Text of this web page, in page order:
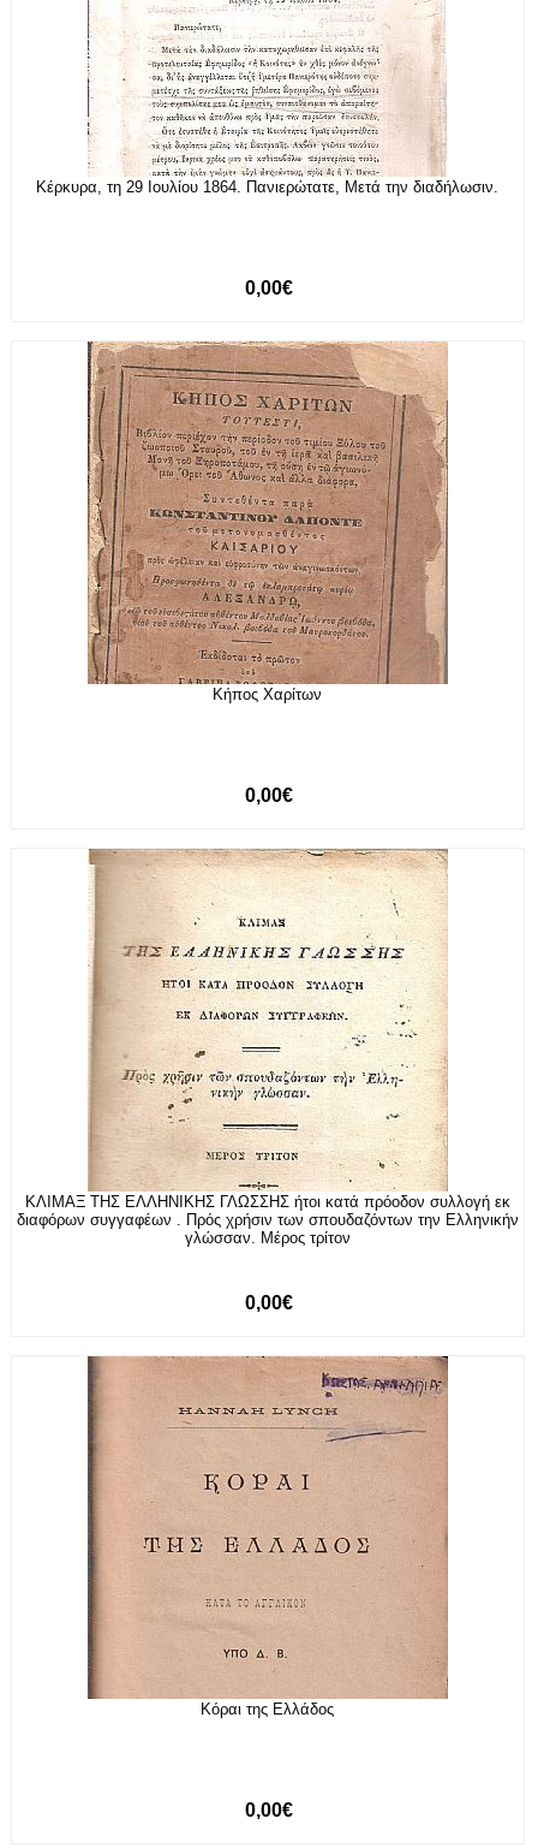
Κέρκυρα, τη 29 Ιουλίου 1864. Πανιερώτατε, Μετά την διαδήλωσιν.
0,00€
Κήπος Χαρίτων
0,00€
ΚΛΙΜΑΞ ΤΗΣ ΕΛΛΗΝΙΚΗΣ ΓΛΩΣΣΗΣ ήτοι κατά πρόοδον συλλογή εκ
διαφόρων συγγαφέων . Πρός χρήσιν των σπουδαζόντων την Ελληνικήν
γλώσσαν. Μέρος τρίτον
0,00€
Κόραι της Ελλάδος
0,00€